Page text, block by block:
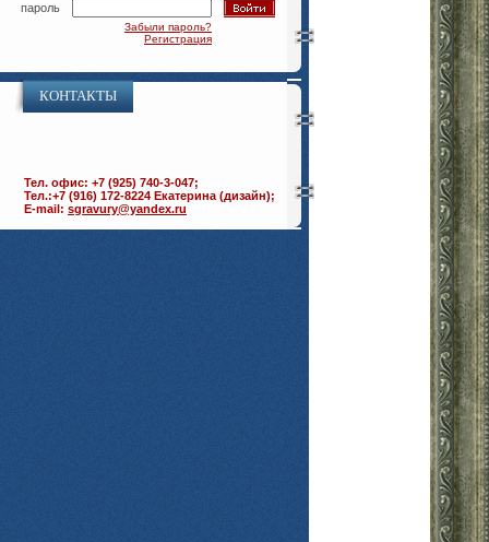
пароль
Забыли пароль?
Регистрация
КОНТАКТЫ
Тел. офис: +7 (925) 740-3-047;
Тел.:+7 (916) 172-8224 Екатерина (дизайн);
E-mail: sgravury@yandex.ru